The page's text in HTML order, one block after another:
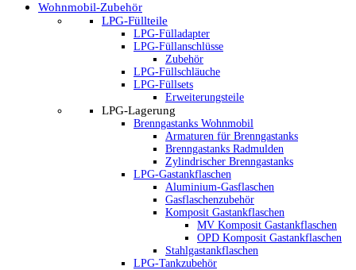
Wohnmobil-Zubehör
LPG-Füllteile
LPG-Fülladapter
LPG-Füllanschlüsse
Zubehör
LPG-Füllschläuche
LPG-Füllsets
Erweiterungsteile
LPG-Lagerung
Brenngastanks Wohnmobil
Armaturen für Brenngastanks
Brenngastanks Radmulden
Zylindrischer Brenngastanks
LPG-Gastankflaschen
Aluminium-Gasflaschen
Gasflaschenzubehör
Komposit Gastankflaschen
MV Komposit Gastankflaschen
OPD Komposit Gastankflaschen
Stahlgastankflaschen
LPG-Tankzubehör